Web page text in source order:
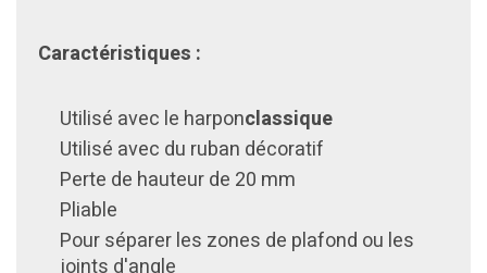
Caractéristiques :
Utilisé avec le harponclassique
Utilisé avec du ruban décoratif
Perte de hauteur de 20 mm
Pliable
Pour séparer les zones de plafond ou les
joints d'angle